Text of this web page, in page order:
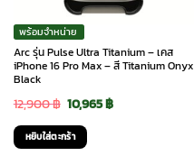
พร้อมจำหน่าย
Arc รุ่น Pulse Ultra Titanium – เคส
iPhone 16 Pro Max – สี Titanium Onyx
Black
12,900฿ Original
price
was:
10,965฿Current
หยิบใส่ตะกร้า